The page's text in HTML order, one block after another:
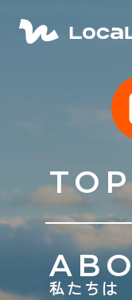
TOP
私たちは